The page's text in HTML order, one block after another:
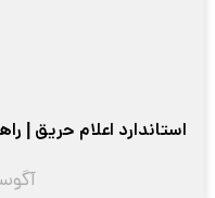
استاندارد اعلام حریق |
آگوست